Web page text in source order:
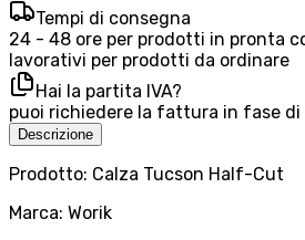
Tempi di consegna
24 - 48 ore per prodotti in pronta
lavorativi per prodotti da ordinare
Hai la partita IVA?
puoi richiedere la fattura in fase
Descrizione
Prodotto: Calza Tucson Half-Cut
Marca: Worik